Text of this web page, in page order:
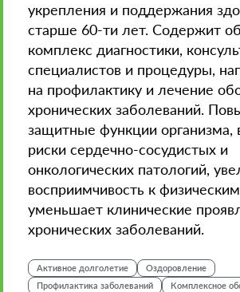
укрепления и поддержания
старше 60-ти лет. Содержит
комплекс диагностики,
специалистов и процедуры,
на профилактику и лечение
хронических заболеваний.
защитные функции организма,
риски сердечно-сосудистых и
онкологических патологий,
восприимчивость к
уменьшает клинические
хронических заболеваний.
Активное долголетие
Оздоровление
Профилактика заболеваний
Комплексное